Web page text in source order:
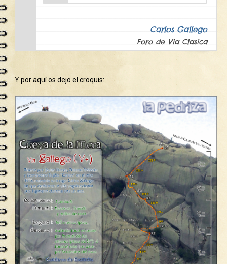
Carlos Gallego
Foro de Via Clasica
Y por aquí os dejo el croquis: